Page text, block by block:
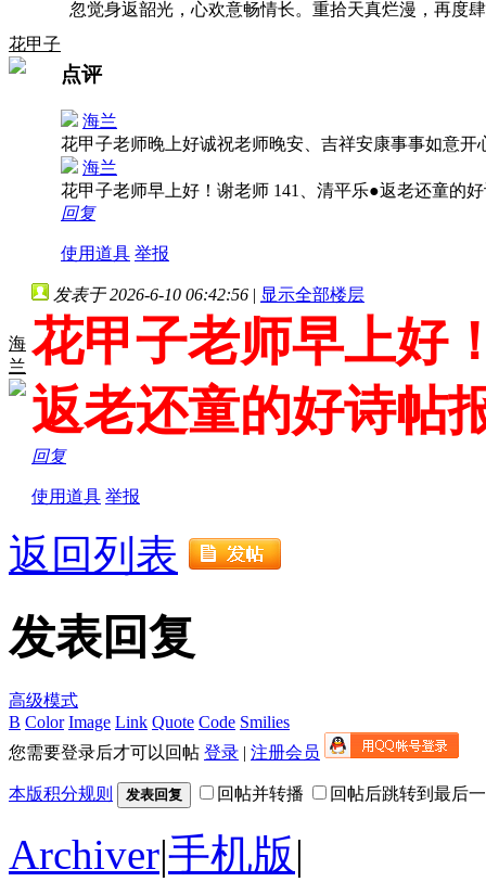
花甲子
忽觉身返韶光，心欢意畅情长。重拾天真烂漫，再度
点评
海兰
花甲子老师晚上好诚祝老师晚安、吉祥安康事事如意
海兰
花甲子老师早上好！谢老师 141、清平乐●返老还童的
回复
使用道具 举报
海
兰
发表于 2026-6-10 06:42:56 | 显示全部楼层
花甲子老师早上好
返老还童的好诗帖
回复
使用道具 举报
返回列表
发表回复
高级模式
B Color Image Link Quote Code Smilies
您需要登录后才可以回帖 登录 | 注册会员
本版积分规则 发表回复 回帖并转播 回帖后跳转到最后
Archiver|手机版|